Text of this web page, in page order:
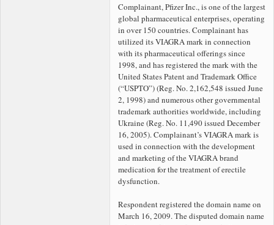
Complainant, Pfizer Inc., is one of the largest
global pharmaceutical enterprises, operating
in over 150 countries. Complainant has
utilized its VIAGRA mark in connection
with its pharmaceutical offerings since
1998, and has registered the mark with the
United States Patent and Trademark Office
(“USPTO”) (Reg. No. 2,162,548 issued June
2, 1998) and numerous other governmental
trademark authorities worldwide, including
Ukraine (Reg. No. 11,490 issued December
16, 2005). Complainant’s VIAGRA mark is
used in connection with the development
and marketing of the VIAGRA brand
medication for the treatment of erectile
dysfunction.
Respondent registered thedomain name on
March 16, 2009. The disputed domain name